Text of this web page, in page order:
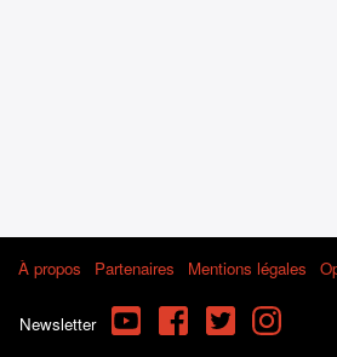
À propos Partenaires Mentions légales
Newsletter YouTube FacebookTwitter